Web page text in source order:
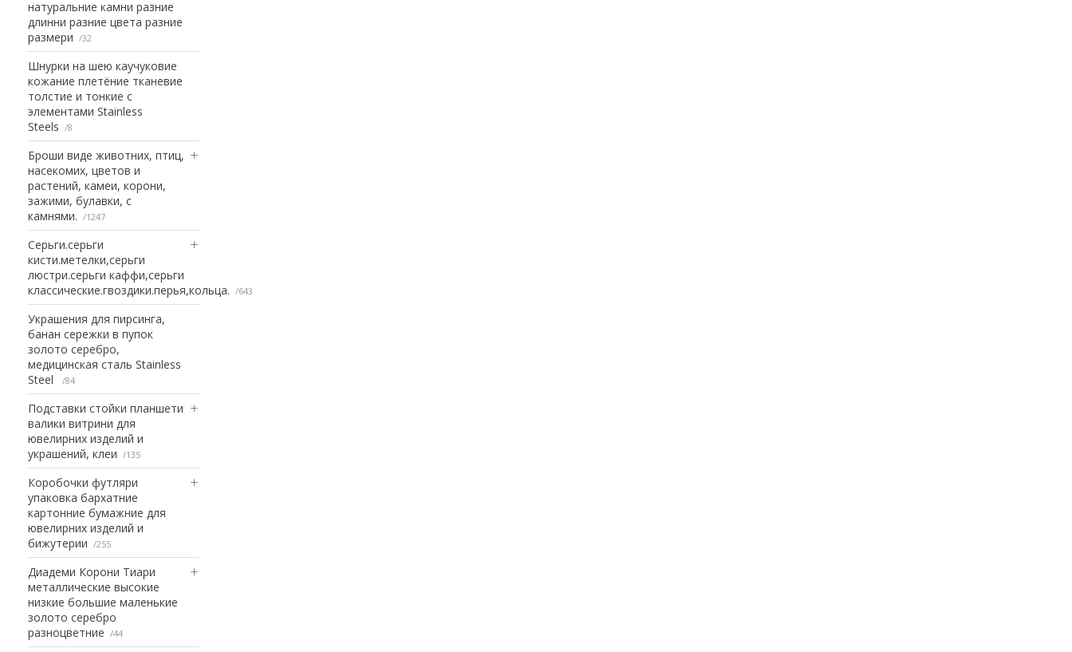
натуральние камни разние
длинни разние цвета разние
размери
32
Шнурки на шею каучуковие
кожание плетёние тканевие
толстие и тонкие с
элементами Stainless
Steels
8
Броши виде животних, птиц,
насекомих, цветов и
растений, камеи, корони,
зажими, булавки, с
камнями.
1247
Серьги.серьги
кисти.метелки,серьги
люстри.серьги каффи,серьги
классические.гвоздики.перья,кольца.
643
Украшения для пирсинга,
банан сережки в пупок
золото серебро,
медицинская сталь Stainless
Steel
84
Подставки стойки планшети
валики витрини для
ювелирних изделий и
украшений, клеи
135
Коробочки футляри
упаковка бархатние
картонние бумажние для
ювелирних изделий и
бижутерии
255
Диадеми Корони Тиари
металлические высокие
низкие большие маленькие
золото серебро
разноцветние
44